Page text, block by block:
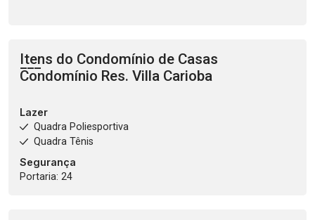
Itens do Condomínio de Casas
Condomínio Res. Villa Carioba
Lazer
Quadra Poliesportiva
Quadra Tênis
Segurança
Portaria: 24